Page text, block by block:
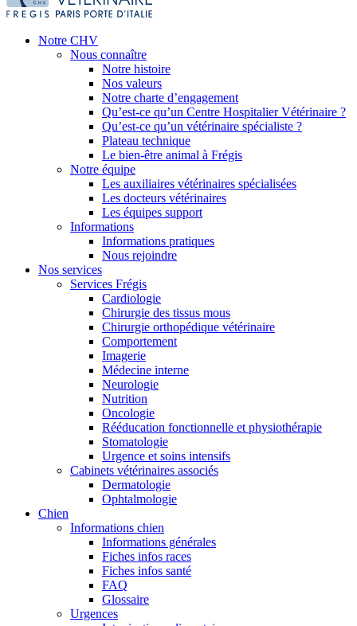
Notre CHV
Nous connaître
Notre histoire
Nos valeurs
Notre charte d’engagement
Qu’est-ce qu’un Centre Hospitalier Vétérinaire ?
Qu’est-ce qu’un vétérinaire spécialiste ?
Plateau technique
Le bien-être animal à Frégis
Notre équipe
Les auxiliaires vétérinaires spécialisées
Les docteurs vétérinaires
Les équipes support
Informations
Informations pratiques
Nous rejoindre
Nos services
Services Frégis
Cardiologie
Chirurgie des tissus mous
Chirurgie orthopédique vétérinaire
Comportement
Imagerie
Médecine interne
Neurologie
Nutrition
Oncologie
Rééducation fonctionnelle et physiothérapie
Stomatologie
Urgence et soins intensifs
Cabinets vétérinaires associés
Dermatologie
Ophtalmologie
Chien
Informations chien
Informations générales
Fiches infos races
Fiches infos santé
FAQ
Glossaire
Urgences